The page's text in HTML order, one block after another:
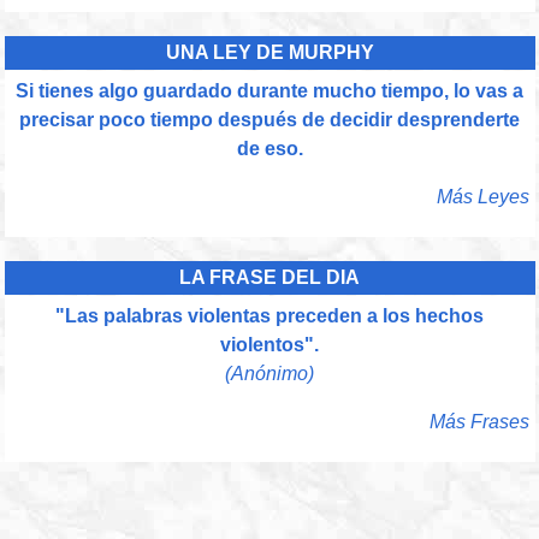
UNA LEY DE MURPHY
Si tienes algo guardado durante mucho tiempo, lo vas a
precisar poco tiempo después de decidir desprenderte
de eso.
Más Leyes
LA FRASE DEL DIA
"Las palabras violentas preceden a los hechos
violentos".
(Anónimo)
Más Frases